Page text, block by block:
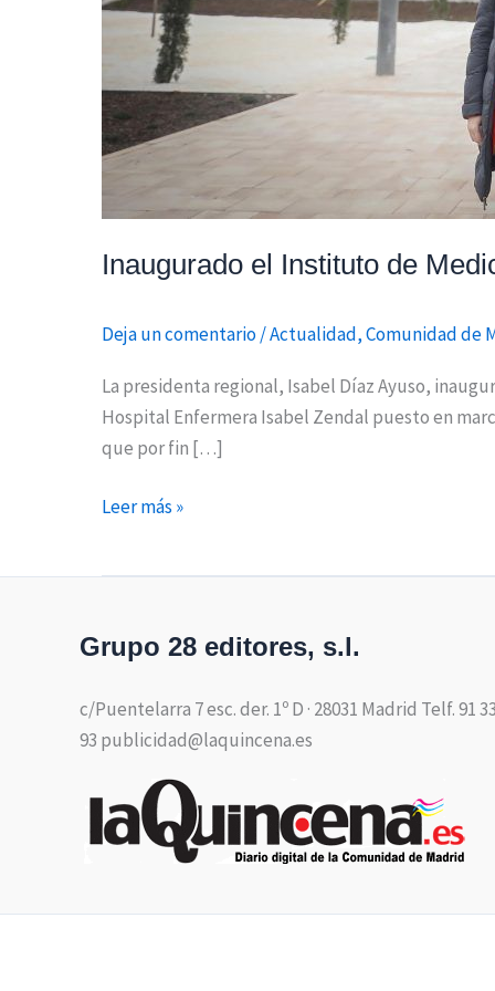
Inaugurado el Instituto de
Deja un comentario/Actualidad,Comunidad de
La presidenta regional, Isabel Díaz Ayuso,
Hospital Enfermera Isabel Zendal puesto en
que por fin […]
Leer más »
Grupo 28 editores, s.l.
c/Puentelarra 7 esc. der. 1º D · 28031 Madrid Telf. 91
93 publicidad@laquincena.es